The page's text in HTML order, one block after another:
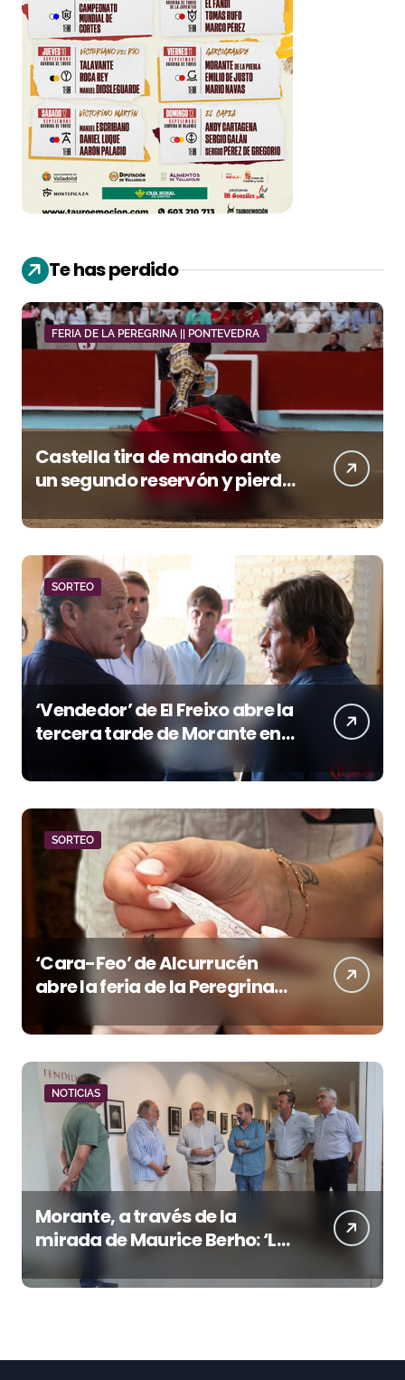
Te has perdido
FERIA DE LA PEREGRINA || PONTEVEDRA
Castella tira de mando ante
un segundo reservón y pierde
premio con la espada
SORTEO
‘Vendedor’ de El Freixo abre la
tercera tarde de Morante en
la temporada portuense
SORTEO
‘Cara-Feo’ de Alcurrucén
abre la feria de la Peregrina
NOTICIAS
Morante, a través de la
mirada de Maurice Berho: ‘La
belleza del misterio’ llega a La
Malagueta